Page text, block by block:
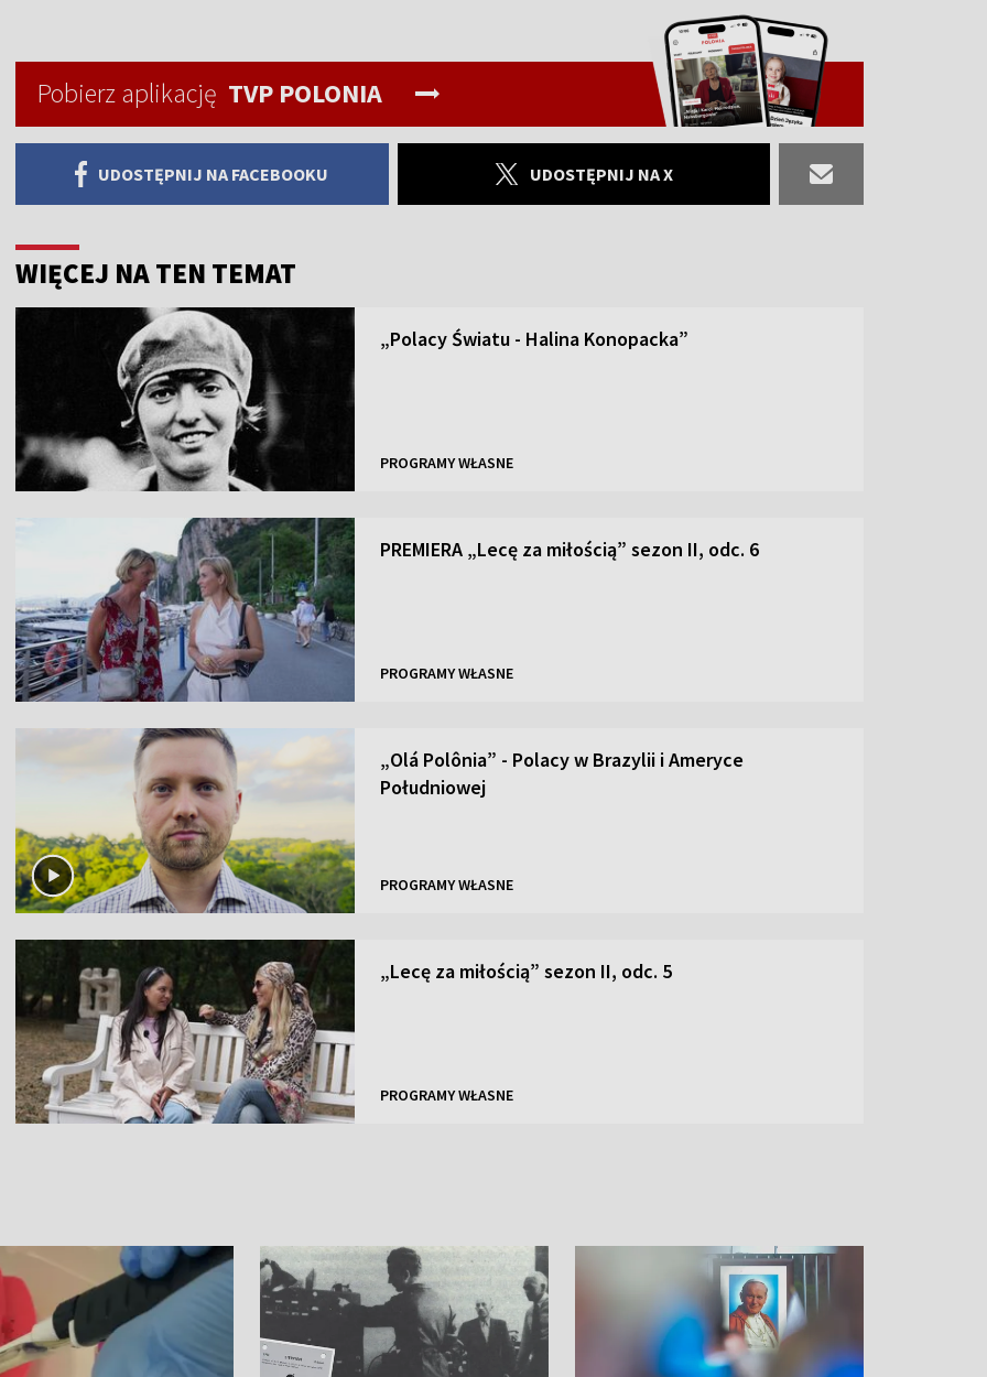
Pobierz aplikację TVP POLONIA
UDOSTĘPNIJ NA FACEBOOKU UDOSTĘPNIJ NA X
WIĘCEJ NA TEN TEMAT
„Polacy Światu - Halina Konopacka”
PROGRAMY WŁASNE
PREMIERA „Lecę za miłością” sezon II, odc. 6
PROGRAMY WŁASNE
„Olá Polônia” - Polacy w Brazylii i Ameryce
Południowej
PROGRAMY WŁASNE
„Lecę za miłością” sezon II, odc. 5
PROGRAMY WŁASNE